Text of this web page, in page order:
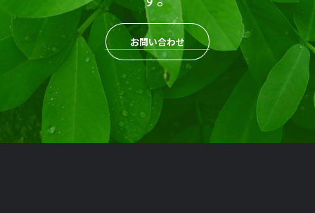
お問い合わせ